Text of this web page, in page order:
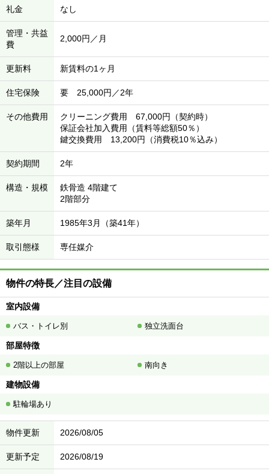
礼金 なし
管理・共益
費
2,000円／月
更新料 新賃料の1ヶ月
住宅保険 要 25,000円／2年
その他費用
クリーニング費用 67,000円（契約時）
保証会社加入費用（賃料等総額50％）
鍵交換費用 13,200円（消費税10％込み）
契約期間 2年
構造・規模
鉄骨造 4階建て
2階部分
築年月 1985年3月（築41年）
取引態様 専任媒介
物件の特長／注目の設備
室内設備
バス・トイレ別 独立洗面台
部屋特徴
2階以上の部屋 南向き
建物設備
駐輪場あり
物件更新 2026/08/05
更新予定 2026/08/19